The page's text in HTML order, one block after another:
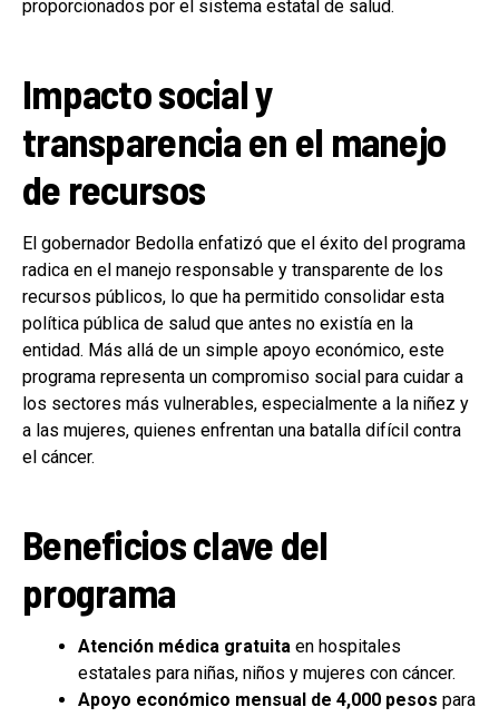
proporcionados por el sistema estatal de salud.
Impacto social y
transparencia en el manejo
de recursos
El gobernador Bedolla enfatizó que el éxito del programa
radica en el manejo responsable y transparente de los
recursos públicos, lo que ha permitido consolidar esta
política pública de salud que antes no existía en la
entidad. Más allá de un simple apoyo económico, este
programa representa un compromiso social para cuidar a
los sectores más vulnerables, especialmente a la niñez y
a las mujeres, quienes enfrentan una batalla difícil contra
el cáncer.
Beneficios clave del
programa
Atención médica gratuita en hospitales
estatales para niñas, niños y mujeres con cáncer.
Apoyo económico mensual de 4,000 pesos para